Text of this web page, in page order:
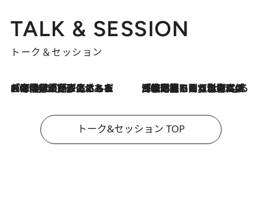
TALK & SESSION
トーク＆セッション
2026.8.3
「今後値上げがあるとすれば…」「リスクがあるのは今年の冬」エネルギー専門家が語る、ホルムズ海峡封鎖が家庭にもたらす“ある心配” 2026.8.3
「住宅建てられない…」「サーチャージ料の高値が続いている」ホルムズ海峡封鎖による影響はいつまで続く？《エネルギー専門家に聞く“どうなる日本の暮らし”》
トーク&セッション TOP